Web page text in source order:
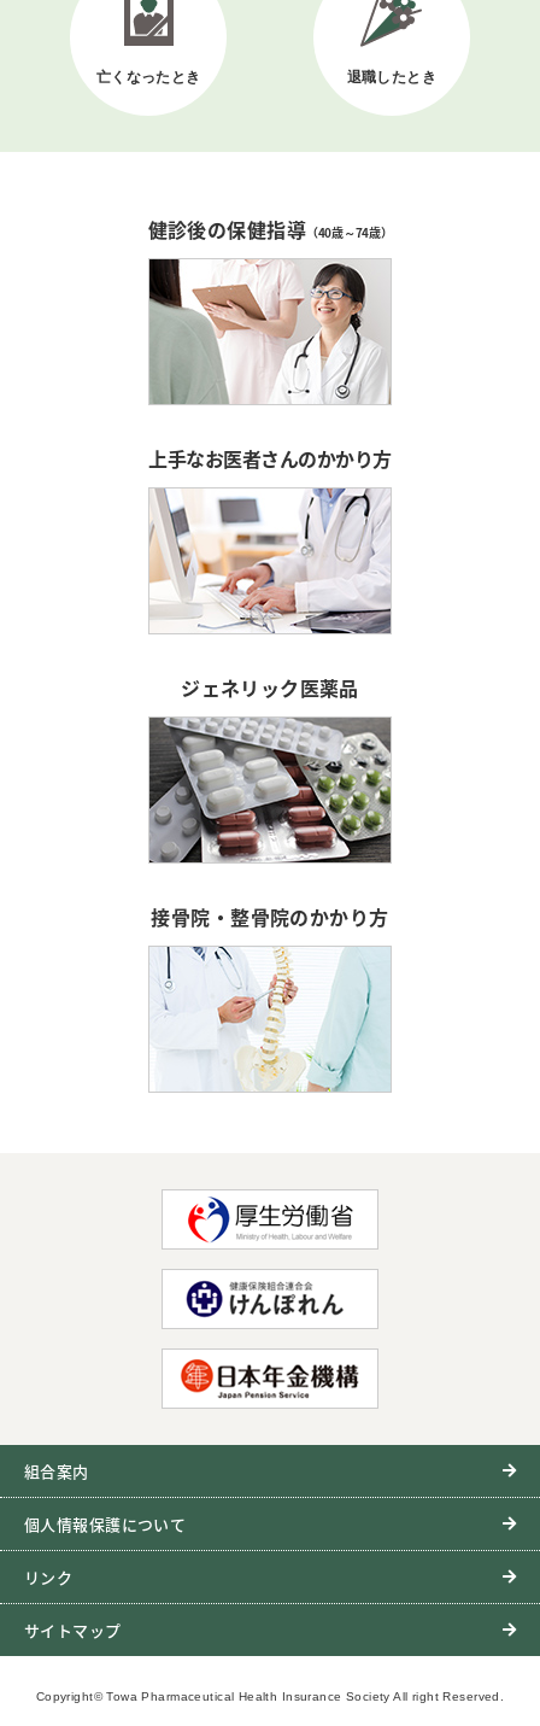
亡くなったとき 退職したとき
健診後の保健指導 （40歳～74歳）
上手なお医者さんのかかり方
ジェネリック医薬品
接骨院・整骨院のかかり方
組合案内
個人情報保護について
リンク
サイトマップ
Copyright© Towa Pharmaceutical Health Insurance Society All right Reserved.